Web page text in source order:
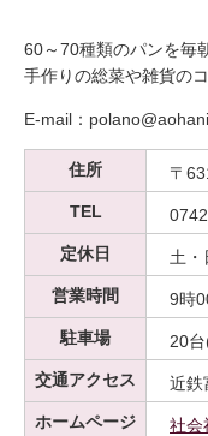
60～70種類のパンを毎
手作りの総菜や雑貨の
E-mail：
住所
〒
TEL
定休日
土・
営業時間
9時
駐車場
20
交通アクセス
近鉄
ホームページ
社会